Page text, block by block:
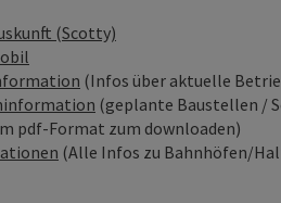
(Scotty)
(Infos über aktuelle
(geplante Baustellen /
pdf-Format zum downloaden)
(Alle Infos zu Bahnhöfen/